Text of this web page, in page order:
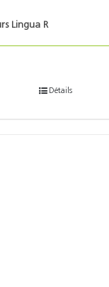
Lingua R
Détails